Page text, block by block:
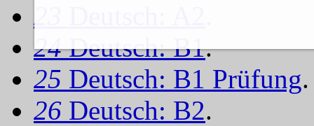
23
24Deutsch: B1.
25 Deutsch: B1 Prüfung.
26 Deutsch: B2.